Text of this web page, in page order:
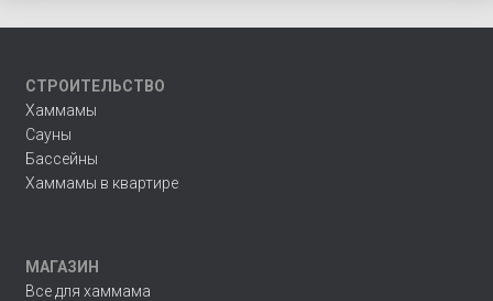
СТРОИТЕЛЬСТВО
Хаммамы
Сауны
Бассейны
Хаммамы в квартире
МАГАЗИН
Все для хаммама